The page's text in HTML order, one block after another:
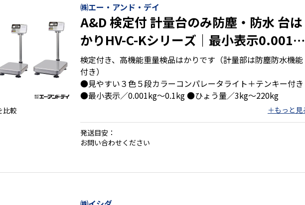
比較
㈱エー・アンド・デイ
A&D 検定付 計量台のみ防塵・防水 台は
かりHV-C-Kシリーズ｜最小表示0.001㎏
～0.1㎏ ひょう量3㎏～220㎏
検定付き、高機能重量検品はかりです（計量部は防塵防水機能
付き）
●見やすい３色５段カラーコンパレータライト＋テンキー付き
●最小表示／0.001kg～0.1kg ●ひょう量／3kg～220kg
発送目安：
お問い合わせください